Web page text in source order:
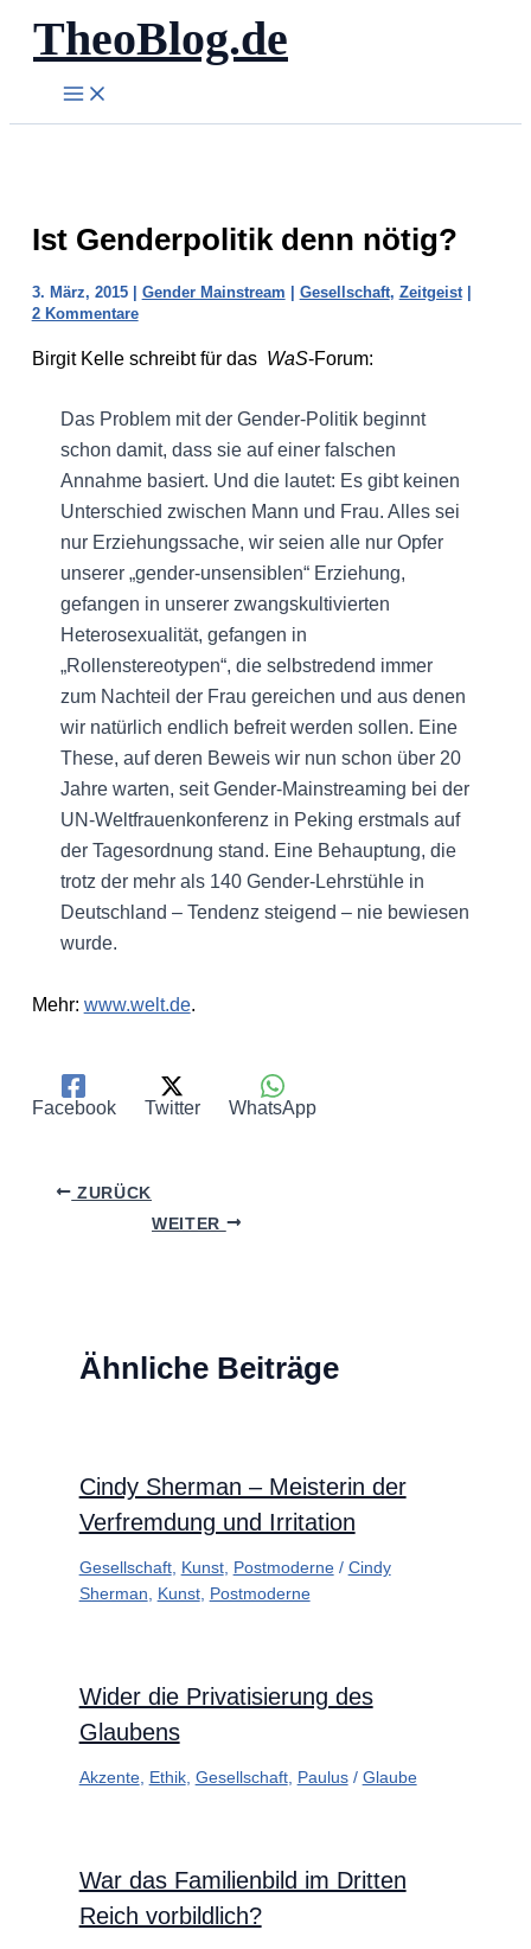
Zum
Inhalt
springen
TheoBlog.de
Ist Genderpolitik denn nötig?
3. März, 2015 | Gender Mainstream | Gesellschaft, Zeitgeist|
2 Kommentare
Birgit Kelle schreibt für das WaS-Forum:
Das Problem mit der Gender-Politik beginnt
schon damit, dass sie auf einer falschen
Annahme basiert. Und die lautet: Es gibt keinen
Unterschied zwischen Mann und Frau. Alles sei
nur Erziehungssache, wir seien alle nur Opfer
unserer „gender-unsensiblen“ Erziehung,
gefangen in unserer zwangskultivierten
Heterosexualität, gefangen in
„Rollenstereotypen“, die selbstredend immer
zum Nachteil der Frau gereichen und aus denen
wir natürlich endlich befreit werden sollen. Eine
These, auf deren Beweis wir nun schon über 20
Jahre warten, seit Gender-Mainstreaming bei der
UN-Weltfrauenkonferenz in Peking erstmals auf
der Tagesordnung stand. Eine Behauptung, die
trotz der mehr als 140 Gender-Lehrstühle in
Deutschland – Tendenz steigend – nie bewiesen
wurde.
Mehr: www.welt.de.
Facebook Twitter WhatsApp
ZURÜCK
WEITER
Ähnliche Beiträge
Cindy Sherman – Meisterin der
Verfremdung und Irritation
Gesellschaft, Kunst, Postmoderne/ Cindy
Sherman
Kunst, Postmoderne
Wider die Privatisierung des
Glaubens
Akzente, Ethik, Gesellschaft, Paulus/ Glaube
War das Familienbild im Dritten
Reich vorbildlich?